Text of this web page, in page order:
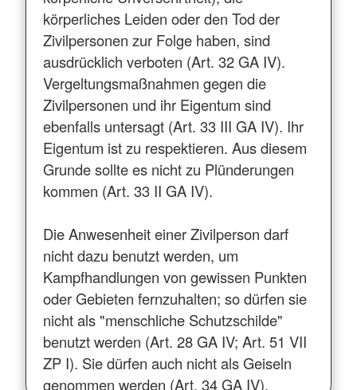
körperliches Leiden oder den Tod der
Zivilpersonen zur Folge haben, sind
ausdrücklich verboten (Art. 32 GA IV).
Vergeltungsmaßnahmen gegen die
Zivilpersonen und ihr Eigentum sind
ebenfalls untersagt (Art. 33 III GA IV). Ihr
Eigentum ist zu respektieren. Aus diesem
Grunde sollte es nicht zu Plünderungen
kommen (Art. 33 II GA IV).
Die Anwesenheit einer Zivilperson darf
nicht dazu benutzt werden, um
Kampfhandlungen von gewissen Punkten
oder Gebieten fernzuhalten; so dürfen sie
nicht als "menschliche Schutzschilde"
benutzt werden (Art. 28 GA IV; Art. 51 VII
ZP I). Sie dürfen auch nicht als Geiseln
genommen werden (Art. 34 GA IV).